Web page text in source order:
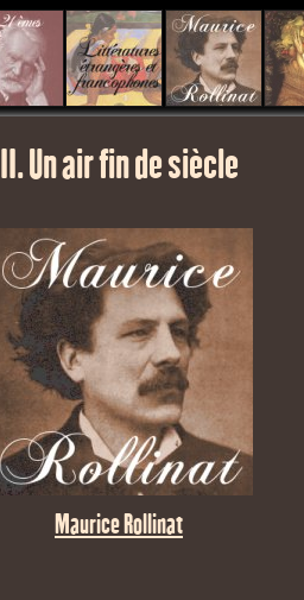
II. Un air fin de siècle
Maurice Rollinat